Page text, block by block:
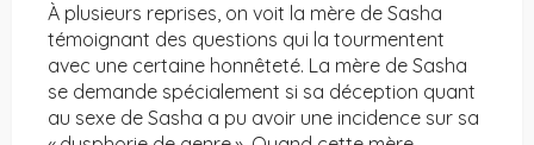
À plusieurs reprises, on voit la mère de Sasha
témoignant des questions qui la tourmentent
avec une certaine honnêteté. La mère de Sasha
se demande spécialement si sa déception quant
au sexe de Sasha a pu avoir une incidence sur sa